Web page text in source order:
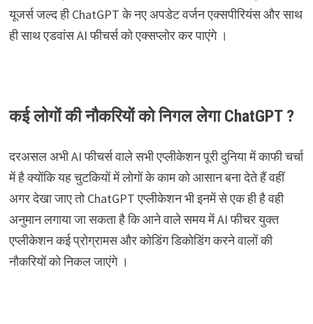
यूजर्स जल्द ही ChatGPT के नए अपडेट वर्जन एक्सपीरियंस और साथ
ही साथ एडवांस AI फीचर्स को एक्सप्लोर कर पाएंगे ।
कई लोगों की नौकरियों को निगल लेगाChatGPT ?
दरअसल अभी AI फीचर्स वाले सभी एप्लीकेशन पूरी दुनिया में काफी चर्चा
में है क्योंकि यह चुटकियों में लोगों के काम को आसान बना देते हैं वहीं
अगर देखा जाए तो ChatGPT एप्लीकेशन भी इनमें से एक ही है वही
अनुमान लगाया जा सकता है कि आने वाले समय में AI फीचर युक्त
एप्लीकेशन कई प्रोग्रामस और कोडिंग डिकोडिंग करने वालों की
नौकरियों को निकल जाएंगे ।